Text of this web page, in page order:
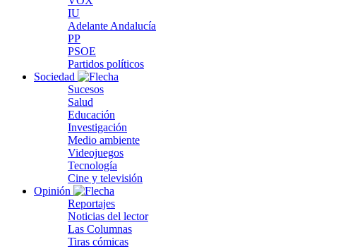
IU
Adelante Andalucía
PP
PSOE
Partidos políticos
Sociedad
Sucesos
Salud
Educación
Investigación
Medio ambiente
Videojuegos
Tecnología
Cine y televisión
Opinión
Reportajes
Noticias del lector
Las Columnas
Tiras cómicas